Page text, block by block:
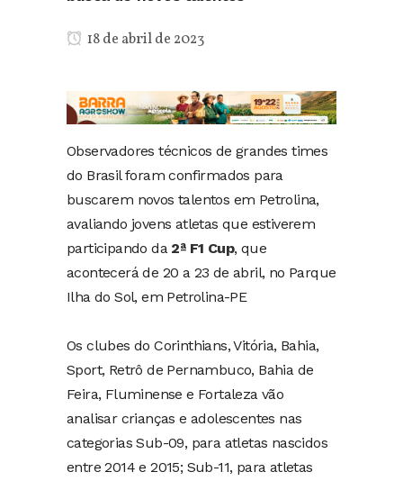
18 de abril de 2023
Observadores técnicos de grandes times
do Brasil foram confirmados para
buscarem novos talentos em Petrolina,
avaliando jovens atletas que estiverem
participando da 2ª F1 Cup, que
acontecerá de 20 a 23 de abril, no Parque
Ilha do Sol, em Petrolina-PE
Os clubes do Corinthians, Vitória, Bahia,
Sport, Retrô de Pernambuco, Bahia de
Feira, Fluminense e Fortaleza vão
analisar crianças e adolescentes nas
categorias Sub-09, para atletas nascidos
entre 2014 e 2015; Sub-11, para atletas